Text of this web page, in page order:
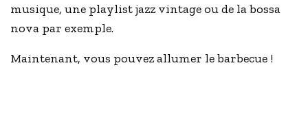
musique, une playlist jazz vintage ou de la bossa
nova par exemple.
Maintenant, vous pouvez allumer le barbecue !